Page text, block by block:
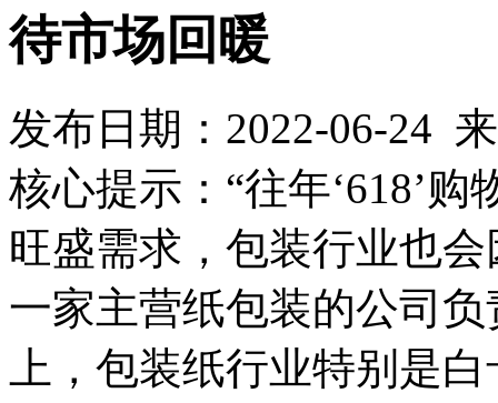
待市场回暖
发布日期：2022-06-24
核心提示：“往年‘618’
旺盛需求，包装行业也
一家主营纸包装的公司
上，包装纸行业特别是